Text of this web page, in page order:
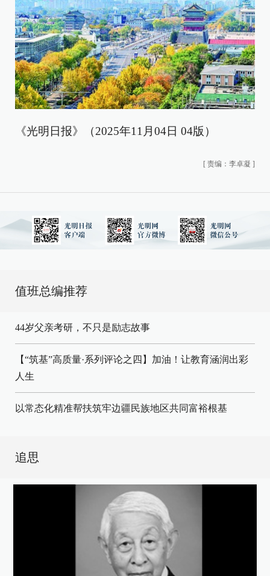
《光明日报》（2025年11月04日 04版）
[ 责编：李卓凝 ]
值班总编推荐
44岁父亲考研，不只是励志故事
【“筑基”高质量·系列评论之四】加油！让教育涵润出彩
人生
以常态化精准帮扶筑牢边疆民族地区共同富裕根基
追思